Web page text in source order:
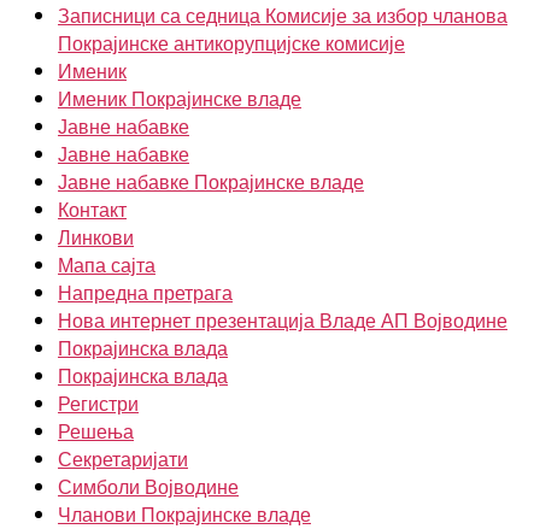
Записници са седница Комисије за избор чланова
Покрајинске антикорупцијске комисије
Именик
Именик Покрајинске владе
Јавне набавке
Јавне набавке
Јавне набавке Покрајинске владе
Контакт
Линкови
Мапа сајта
Напредна претрага
Нова интернет презентација Владе АП Војводине
Покрајинска влада
Покрајинска влада
Регистри
Решења
Секретаријати
Симболи Војводине
Чланови Покрајинске владе